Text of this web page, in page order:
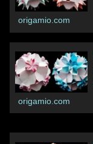
origamio.com
origamio.com